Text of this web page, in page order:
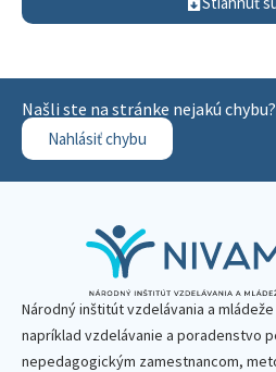
Našli ste na stránke nejakú
Nahlásiť chybu
Národný inštitút vzdelávania a
napríklad vzdelávanie a poradenstvo
nepedagogickým zamestnancom,